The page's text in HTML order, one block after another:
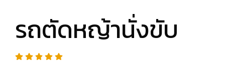
รถตัดหญ้านั่งขับ